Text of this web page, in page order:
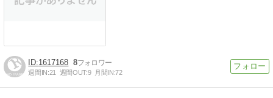
1617168 8
週間IN:21 週間OUT:9 月間IN:72